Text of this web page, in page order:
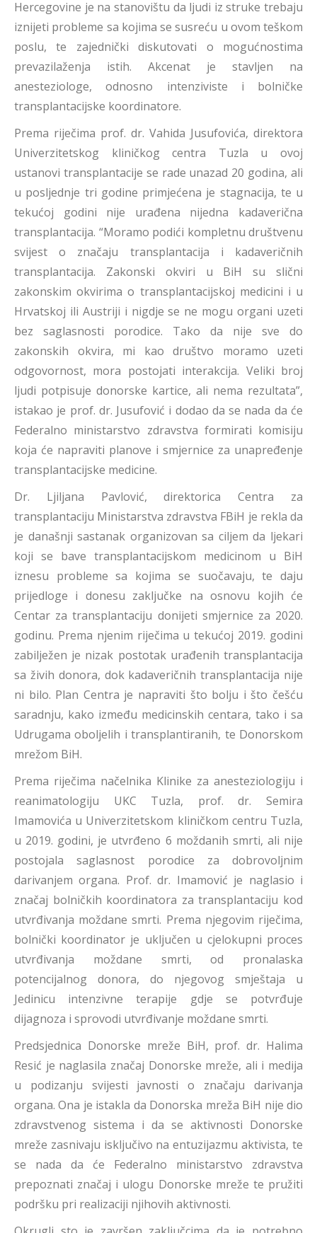
Hercegovine je na stanovištu da ljudi iz struke trebaju
iznijeti probleme sa kojima se susreću u ovom teškom
poslu, te zajednički diskutovati o mogućnostima
prevazilaženja istih. Akcenat je stavljen na
anesteziologe, odnosno intenziviste i bolničke
transplantacijske koordinatore.
Prema riječima prof. dr. Vahida Jusufovića, direktora
Univerzitetskog kliničkog centra Tuzla u ovoj
ustanovi transplantacije se rade unazad 20 godina, ali
u posljednje tri godine primjećena je stagnacija, te u
tekućoj godini nije urađena nijedna kadaverična
transplantacija. “Moramo podići kompletnu društvenu
svijest o značaju transplantacija i kadaveričnih
transplantacija. Zakonski okviri u BiH su slični
zakonskim okvirima o transplantacijskoj medicini i u
Hrvatskoj ili Austriji i nigdje se ne mogu organi uzeti
bez saglasnosti porodice. Tako da nije sve do
zakonskih okvira, mi kao društvo moramo uzeti
odgovornost, mora postojati interakcija. Veliki broj
ljudi potpisuje donorske kartice, ali nema rezultata”,
istakao je prof. dr. Jusufović i dodao da se nada da će
Federalno ministarstvo zdravstva formirati komisiju
koja će napraviti planove i smjernice za unapređenje
transplantacijske medicine.
Dr. Ljiljana Pavlović, direktorica Centra za
transplantaciju Ministarstva zdravstva FBiH je rekla da
je današnji sastanak organizovan sa ciljem da ljekari
koji se bave transplantacijskom medicinom u BiH
iznesu probleme sa kojima se suočavaju, te daju
prijedloge i donesu zaključke na osnovu kojih će
Centar za transplantaciju donijeti smjernice za 2020.
godinu. Prema njenim riječima u tekućoj 2019. godini
zabilježen je nizak postotak urađenih transplantacija
sa živih donora, dok kadaveričnih transplantacija nije
ni bilo. Plan Centra je napraviti što bolju i što češću
saradnju, kako između medicinskih centara, tako i sa
Udrugama oboljelih i transplantiranih, te Donorskom
mrežom BiH.
Prema riječima načelnika Klinike za anesteziologiju i
reanimatologiju UKC Tuzla, prof. dr. Semira
Imamovića u Univerzitetskom kliničkom centru Tuzla,
u 2019. godini, je utvrđeno 6 moždanih smrti, ali nije
postojala saglasnost porodice za dobrovoljnim
darivanjem organa. Prof. dr. Imamović je naglasio i
značaj bolničkih koordinatora za transplantaciju kod
utvrđivanja moždane smrti. Prema njegovim riječima,
bolnički koordinator je uključen u cjelokupni proces
utvrđivanja moždane smrti, od pronalaska
potencijalnog donora, do njegovog smještaja u
Jedinicu intenzivne terapije gdje se potvrđuje
dijagnoza i sprovodi utvrđivanje moždane smrti.
Predsjednica Donorske mreže BiH, prof. dr. Halima
Resić je naglasila značaj Donorske mreže, ali i medija
u podizanju svijesti javnosti o značaju darivanja
organa. Ona je istakla da Donorska mreža BiH nije dio
zdravstvenog sistema i da se aktivnosti Donorske
mreže zasnivaju isključivo na entuzijazmu aktivista, te
se nada da će Federalno ministarstvo zdravstva
prepoznati značaj i ulogu Donorske mreže te pružiti
podršku pri realizaciji njihovih aktivnosti.